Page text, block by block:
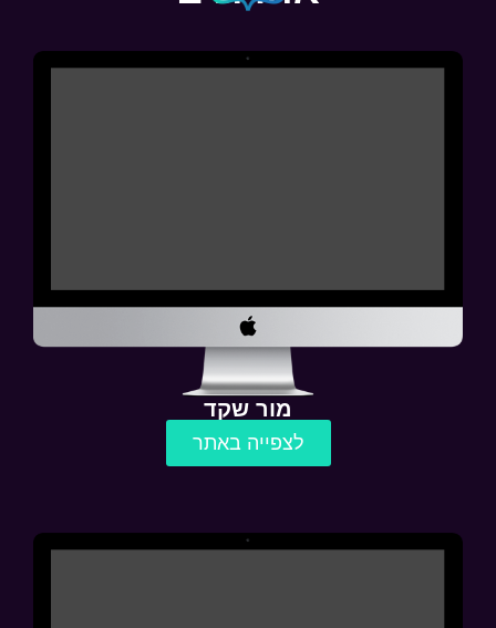
מור שקד
לצפייה באתר